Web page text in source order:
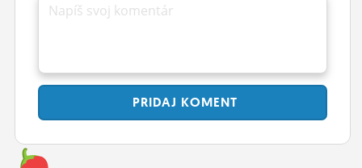
Napíš svoj komentár
PRIDAJ KOMENT